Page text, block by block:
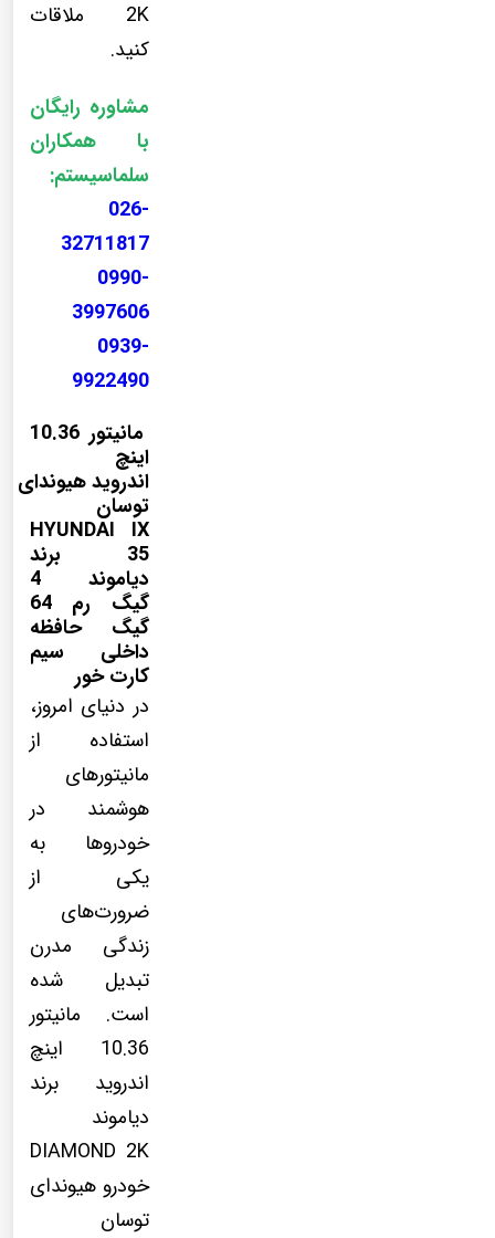
2K ملاقات
کنید.
مشاوره رایگان
با همکاران
سلماسیستم:
026-
32711817
0990-
3997606
0939-
9922490
مانیتور 10.36
اینچ
اندروید هیوندای
توسان
HYUNDAI IX
35 برند
دیاموند 4
گیگ رم 64
گیگ حافظه
داخلی سیم
کارت خور
در دنیای امروز،
استفاده از
مانیتورهای
هوشمند در
خودروها به
یکی از
ضرورت‌های
زندگی مدرن
تبدیل شده
است. مانیتور
10.36 اینچ
اندروید برند
دیاموند
DIAMOND 2K
خودرو هیوندای
توسان